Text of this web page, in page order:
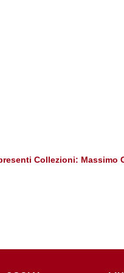
Collezioni: Massimo